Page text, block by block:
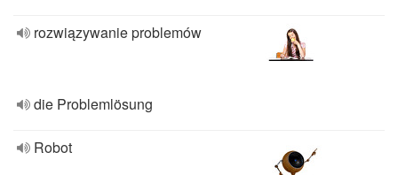
rozwiązywanie problemów
die Problemlösung
Robot